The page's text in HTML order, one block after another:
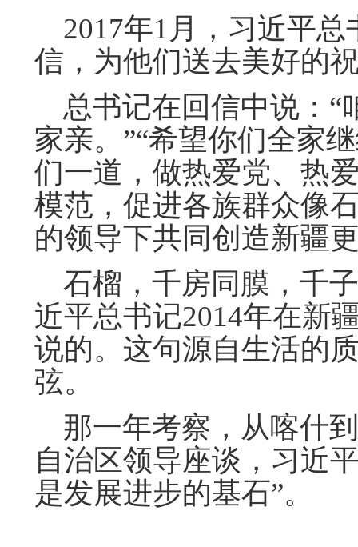
2017年1月，习近平总
信，为他们送去美好的
总书记在回信中说：“
家亲。”“希望你们全家
们一道，做热爱党、热
模范，促进各族群众像
的领导下共同创造新疆
石榴，千房同膜，千
近平总书记2014年在新
说的。这句源自生活的
弦。
那一年考察，从喀什
自治区领导座谈，习近
是发展进步的基石”。